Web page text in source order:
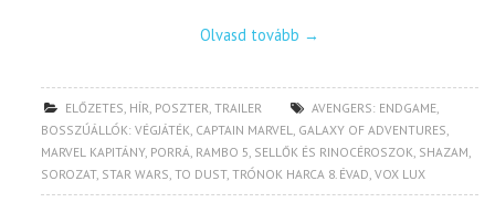
Olvasd tovább →
ELŐZETES HÍR POSZTER ,TRAILER AVENGERS: ENDGAME
BOSSZÚÁLLÓK: VÉGJÁTÉK CAPTAIN MARVEL GALAXY OF ADVENTURES
MARVEL KAPITÁNY, PORRÁ RAMBO 5 SELLŐK ÉS RINOCÉROSZOK SHAZAM
SOROZAT, STAR WARS ,TO DUST,TRÓNOK HARCA 8. ÉVAD ,VOX LUX